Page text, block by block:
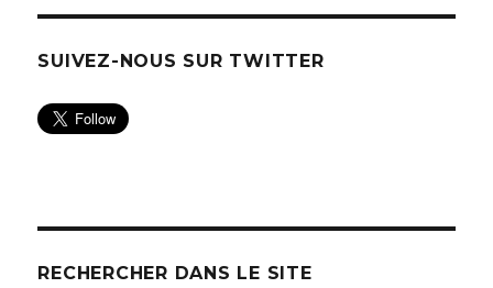
SUIVEZ-NOUS SUR TWITTER
RECHERCHER DANS LE SITE